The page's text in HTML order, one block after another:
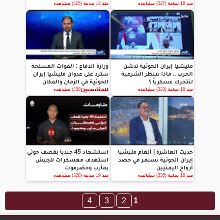
منذ 18 ساعة (327) مشاهده منذ 18 ساعة (325) مشاهده
مليشيا إيران الحوثية تدشن
الحرب .. ماذا تنتظر الشرعية
لتتحرك عسكرياً ؟
منذ 18 ساعة (333) مشاهده
وزارة الدفاع : القوات المسلحة
سترد على عدوان مليشيا إيران
الحوثية في الزمان والمكان
المناسبين
منذ 18 ساعة (330) مشاهده
حديث العاشرة | ألغام مليشيا
إيران الحوثية تستمر في حصد
أرواح اليمنيين
منذ 18 ساعة (335) مشاهده
استشهاد 45 جنديا بقصف حوثي
استهدف معسكرات للجيش
بمأرب وحضرموت
منذ 19 ساعة (328) مشاهده
1
2
3
4